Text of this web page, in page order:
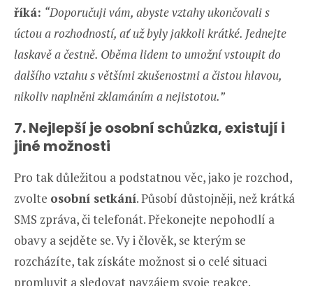
říká: “Doporučuji vám, abyste vztahy ukončovali s
úctou a rozhodností, ať už byly jakkoli krátké. Jednejte
laskavě a čestně. Oběma lidem to umožní vstoupit do
dalšího vztahu s většími zkušenostmi a čistou hlavou,
nikoliv naplněni zklamáním a nejistotou.”
7. Nejlepší je osobní schůzka, existují i
jiné možnosti
Pro tak důležitou a podstatnou věc, jako je rozchod,
zvolte osobní setkání. Působí důstojněji, než krátká
SMS zpráva, či telefonát. Překonejte nepohodlí a
obavy a sejděte se. Vy i člověk, se kterým se
rozcházíte, tak získáte možnost si o celé situaci
promluvit a sledovat navzájem svoje reakce.